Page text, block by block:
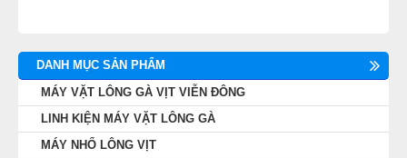
DANH MỤC SẢN PHẨM
MÁY VẶT LÔNG GÀ VỊT VIỄN ĐÔNG
LINH KIỆN MÁY VẶT LÔNG GÀ
MÁY NHỔ LÔNG VỊT